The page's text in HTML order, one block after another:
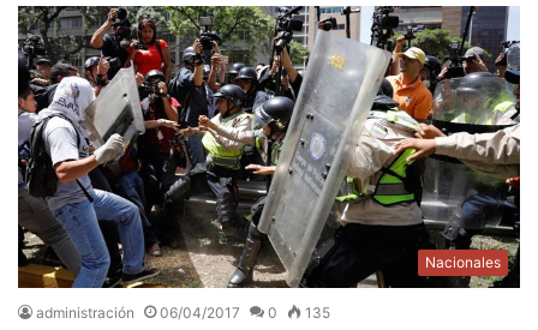
Nacionales
administración 06/04/2017 0 135